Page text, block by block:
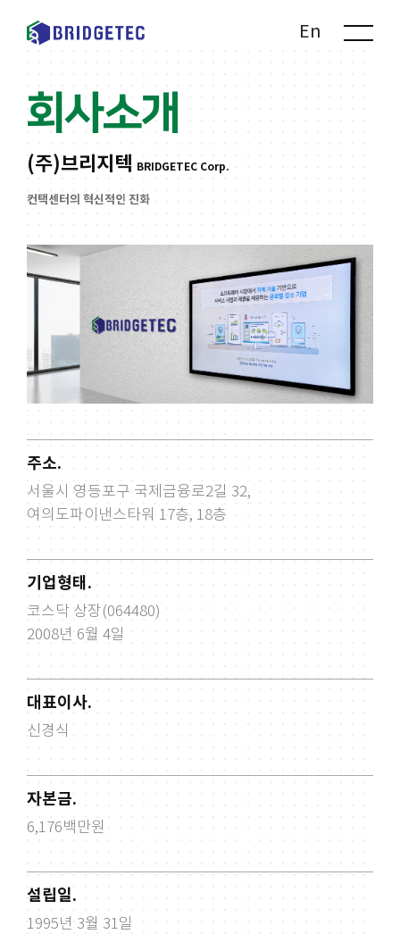
En
회사소개
(주)브리지텍 BRIDGETEC Corp.
컨택센터의 혁신적인 진화
주소.
서울시 영등포구 국제금융로2길 32,
여의도파이낸스타워 17층, 18층
기업형태.
코스닥 상장(064480)
2008년 6월 4일
대표이사.
신경식
자본금.
6,176백만원
설립일.
1995년 3월 31일